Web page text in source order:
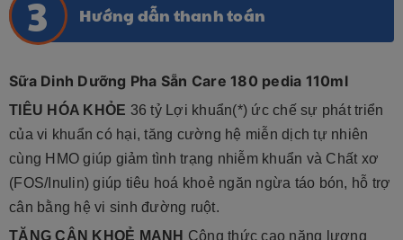
Hướng dẫn thanh toán
Sữa Dinh Dưỡng Pha Sẵn Care 180 pedia 110ml
TIÊU HÓA KHỎE 36 tỷ Lợi khuẩn(*) ức chế sự phát triển
của vi khuẩn có hại, tăng cường hệ miễn dịch tự nhiên
cùng HMO giúp giảm tình trạng nhiễm khuẩn và Chất xơ
(FOS/Inulin) giúp tiêu hoá khoẻ ngăn ngừa táo bón, hỗ trợ
cân bằng hệ vi sinh đường ruột.
TĂNG CÂN KHOẺ MẠNH Công thức cao năng lượng